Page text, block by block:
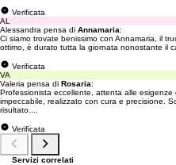
Verificata
AL
Alessandra pensa di Annamaria:
Ci siamo trovate benissimo con Annamaria, il
ottimo, è durato tutta la giornata nonostante il
Verificata
VA
Valeria pensa di Rosaria:
Professionista eccellente, attenta alle
impeccabile, realizzato con cura e precisione.
risultato....
Verificata
Servizi correlati